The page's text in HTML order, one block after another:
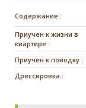
Содержание :
Приучен к жизни в
квартире :
Приучен к поводку :
Дрессировка :